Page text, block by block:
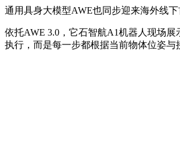
通用具身大模型AWE也同步迎来海外线下
依托AWE 3.0，它石智航A1机器人现场
执行，而是每一步都根据当前物体位姿与